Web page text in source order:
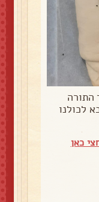
התורה
לכולנו
כאן